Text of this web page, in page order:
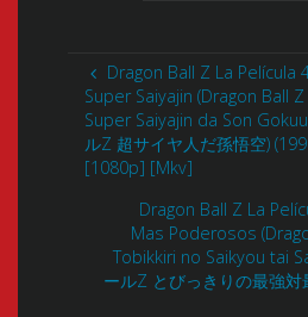
Dragon Ball Z La Película
Super Saiyajin (Dragon Ball
Super Saiyajin da Son
ルZ 超サイヤ人だ孫悟空)
[1080p] [Mkv]
Dragon Ball Z La
Mas Poderosos
Tobikkiri no Saikyou tai
ールZ とびっきりの最強